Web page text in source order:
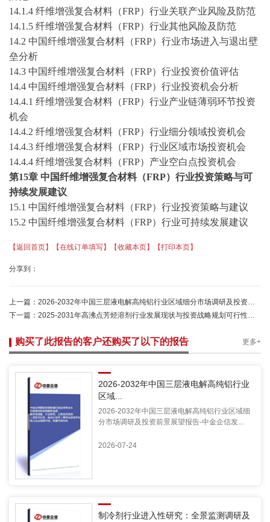
14.1.4 纤维增强复合材料（FRP）行业关联产业风险及防范
14.1.5 纤维增强复合材料（FRP）行业其他风险及防范
14.2 中国纤维增强复合材料（FRP）行业市场进入与退出壁
垒分析
14.3 中国纤维增强复合材料（FRP）行业投资价值评估
14.4 中国纤维增强复合材料（FRP）行业投资机会分析
14.4.1 纤维增强复合材料（FRP）行业产业链薄弱环节投资
机会
14.4.2 纤维增强复合材料（FRP）行业细分领域投资机会
14.4.3 纤维增强复合材料（FRP）行业区域市场投资机会
14.4.4 纤维增强复合材料（FRP）产业空白点投资机会
第15章 中国纤维增强复合材料（FRP）行业投资策略与可
持续发展建议
15.1 中国纤维增强复合材料（FRP）行业投资策略与建议
15.2 中国纤维增强复合材料（FRP）行业可持续发展建议
【返回首页】 【在线订单填写】 【收藏本页】 【打印本页】
分享到：
上一篇： 2026-2032年中国三层液电解高纯铝行业区域细分市场调研及投资前景展望报告-中金企信发布
下一篇： 2025-2031年高沸点芳烃溶剂行业发展现状与投资战略规划可行性报告-中金企信发布
购买了此报告的客户还购买了以下的报告 更多+
2026-2032年中国三层液电解高纯铝行业
区域...
2026-2032年中国三层液电解高纯铝行业区域细
分市场调研及投资前景展望报告-中金企信发...
2026-07-24
制冷剂行业进入性研究：全景监测调研及